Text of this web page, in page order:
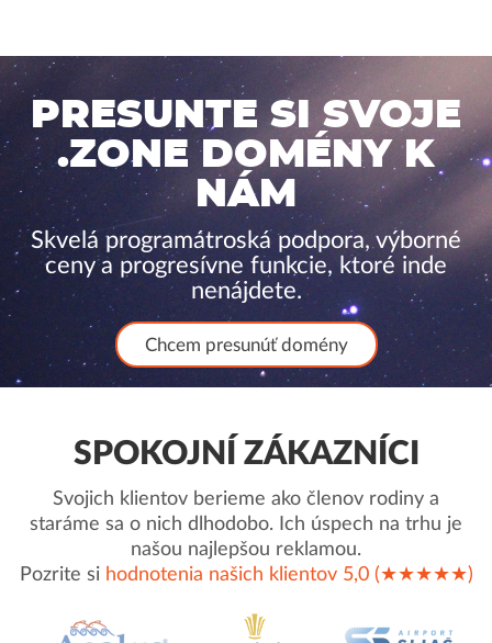
PRESUNTE SI SVOJE
.ZONE DOMÉNY K
NÁM
Skvelá programátroská podpora, výborné
ceny a progresívne funkcie, ktoré inde
nenájdete.
Chcem presunúť domény
SPOKOJNÍ ZÁKAZNÍCI
Svojich klientov berieme ako členov rodiny a
staráme sa o nich dlhodobo. Ich úspech na trhu je
našou najlepšou reklamou.
Pozrite si hodnotenia našich klientov 5,0 (★★★★★)